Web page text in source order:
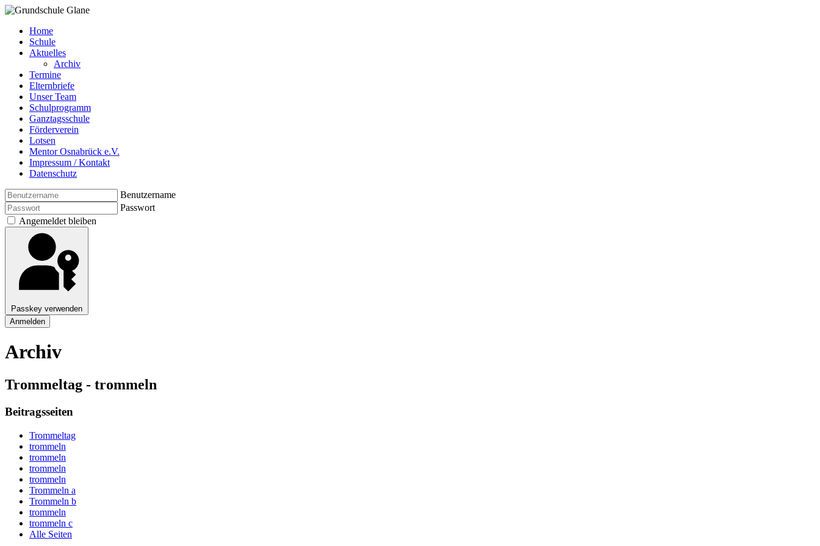
Home
Schule
Aktuelles
Archiv
Termine
Elternbriefe
Unser Team
Schulprogramm
Ganztagsschule
Förderverein
Lotsen
Mentor Osnabrück e.V.
Impressum / Kontakt
Datenschutz
Benutzername
Passwort
Angemeldet bleiben
Passkey verwenden
Anmelden
Archiv
Trommeltag - trommeln
Beitragsseiten
Trommeltag
trommeln
trommeln
trommeln
trommeln
Trommeln a
Trommeln b
trommeln
trommeln c
Alle Seiten